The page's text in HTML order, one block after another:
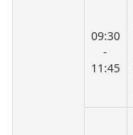
09:30
-
11:45